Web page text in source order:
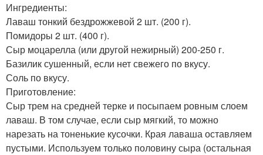
Ингредиенты:
Лаваш тонкий бездрожжевой 2 шт. (200 г).
Помидоры 2 шт. (400 г).
Сыр моцарелла (или другой нежирный) 200-250 г.
Базилик сушенный, если нет свежего по вкусу.
Соль по вкусу.
Приготовление:
Сыр трем на средней терке и посыпаем ровным слоем
лаваш. В том случае, если сыр мягкий, то можно
нарезать на тоненькие кусочки. Края лаваша оставляем
пустыми. Используем только половину сыра (остальная